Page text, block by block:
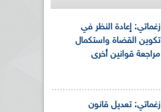
زغماتي: إعادة النظر في
تكوين القضاة واستكمال
مراجعة قوانين أخرى
زغماتي: تعديل قانون